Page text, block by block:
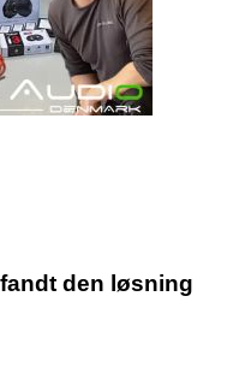
den løsning